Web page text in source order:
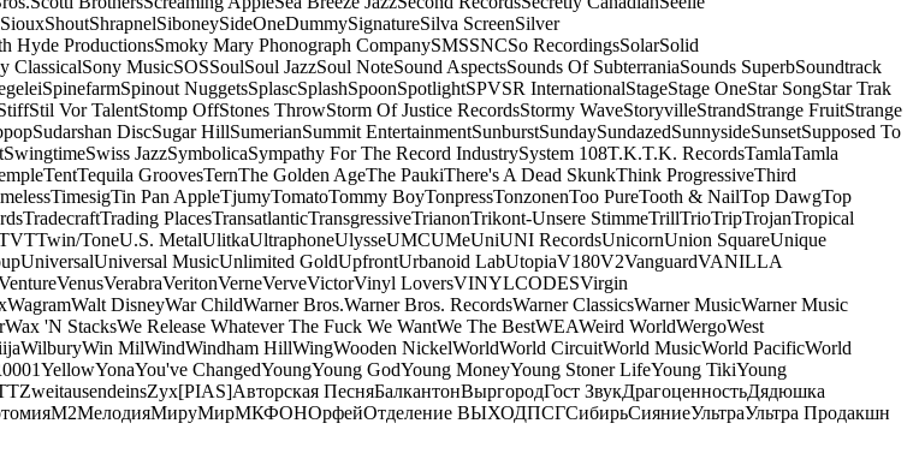
ShoutShrapnelSiboneySideOneDummySignatureSilva ScreenSilver
Hyde ProductionsSmoky Mary Phonograph CompanySMSSNCSo RecordingsSolarSolid
ClassicalSony MusicSOSSoulSoul JazzSoul NoteSound AspectsSounds Of SubterraniaSounds SuperbSoundtrack
SpinefarmSpinout NuggetsSplascSplashSpoonSpotlightSPVSR InternationalStageStage OneStar SongStar Trak
Stil Vor TalentStomp OffStones ThrowStorm Of Justice RecordsStormy WaveStoryvilleStrandStrange FruitStrange
Sudarshan DiscSugar HillSumerianSummit EntertainmentSunburstSundaySundazedSunnysideSunsetSupposed To
SwingtimeSwiss JazzSymbolicaSympathy For The Record IndustrySystem 108T.K.T.K. RecordsTamlaTamla
TentTequila GroovesTernThe Golden AgeThe PaukiThere's A Dead SkunkThink ProgressiveThird
TimesigTin Pan AppleTjumyTomatoTommy BoyTonpressTonzonenToo PureTooth & NailTop DawgTop
TradecraftTrading PlacesTransatlanticTransgressiveTrianonTrikont-Unsere StimmeTrillTrioTripTrojanTropical
Twin/ToneU.S. MetalUlitkaUltraphoneUlysseUMCUMeUniUNI RecordsUnicornUnion SquareUnique
UniversalUniversal MusicUnlimited GoldUpfrontUrbanoid LabUtopiaV180V2VanguardVANILLA
VenusVerabraVeritonVerneVerveVictorVinyl LoversVINYLCODESVirgin
WagramWalt DisneyWar ChildWarner Bros.Warner Bros. RecordsWarner ClassicsWarner MusicWarner Music
Wax 'N StacksWe Release Whatever The Fuck We WantWe The BestWEAWeird WorldWergoWest
WilburyWin MilWindWindham HillWingWooden NickelWorldWorld CircuitWorld MusicWorld PacificWorld
YellowYonaYou've ChangedYoungYoung GodYoung MoneyYoung Stoner LifeYoung TikiYoung
ZweitausendeinsZyx[PIAS]Авторская ПесняБалкантонВыргородГост ЗвукДрагоценностьДядюшка
М2МелодияМируМирМКФОНОрфейОтделение ВЫХОДПСГСибирьСияниеУльтраУльтра Продакшн